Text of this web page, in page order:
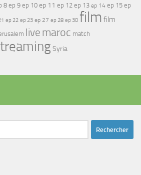
8 ep 9 ep 10 ep 11 ep 12 ep 13 ep 14 ep 15 ep
ep 22 ep 23 ep 27 ep 28 ep 30 film film
live maroc match
Syria